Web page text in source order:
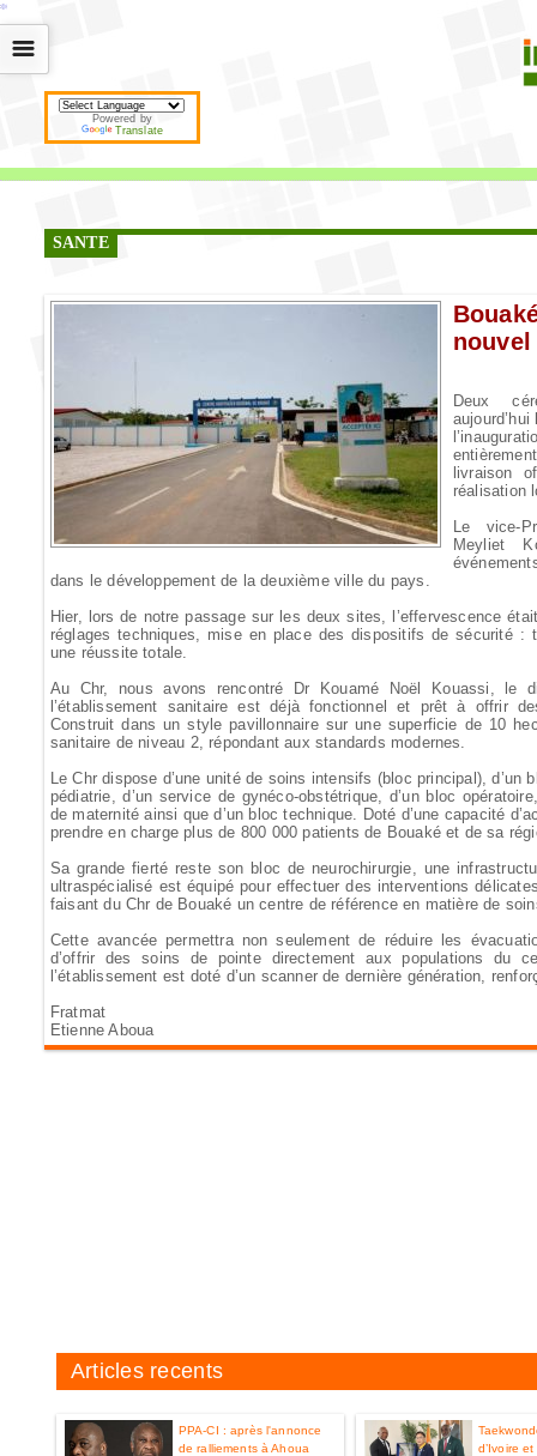
*
*
*
*
*
*
*
*
*
*
*
*
*
*
*
*
*
*
*
*
*
*
*
*
*
*
*
*
*
*
*
*
*
*
*
*
Powered by
Translate
☰
SANTE
Deux
livraison
réalisation
Le vice-
Meyliet
dans le développement de la deuxième ville du pays.
Hier, lors de notre passage sur les deux sites, l’effervescence
réglages techniques, mise en place des dispositifs de sécurité :
une réussite totale.
Au Chr, nous avons rencontré Dr Kouamé Noël Kouassi, le
l’établissement sanitaire est déjà fonctionnel et prêt à offrir
Construit dans un style pavillonnaire sur une superficie de 10
sanitaire de niveau 2, répondant aux standards modernes.
Le Chr dispose d’une unité de soins intensifs (bloc principal), d’un
pédiatrie, d’un service de gynéco-obstétrique, d’un bloc
de maternité ainsi que d’un bloc technique. Doté d’une capacité
prendre en charge plus de 800 000 patients de Bouaké et de sa
Sa grande fierté reste son bloc de neurochirurgie, une
ultraspécialisé est équipé pour effectuer des interventions
faisant du Chr de Bouaké un centre de référence en matière de
Cette avancée permettra non seulement de réduire les
d’offrir des soins de pointe directement aux populations du
l’établissement est doté d’un scanner de dernière génération,
Fratmat
Etienne Aboua
Articles recents
PPA-CI : après l'annonce
de ralliements à Ahoua
d’Ivoire